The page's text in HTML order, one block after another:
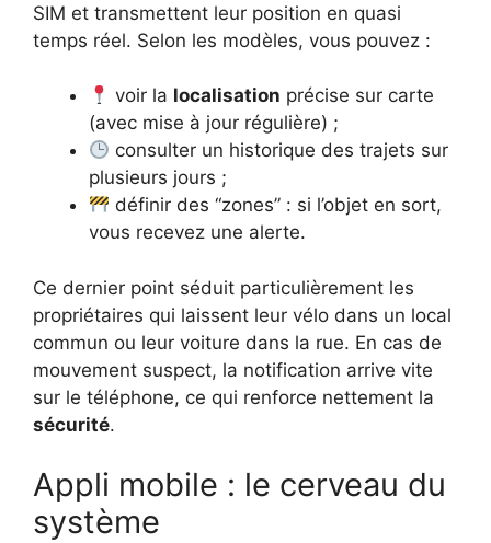
SIM et transmettent leur position en quasi
temps réel. Selon les modèles, vous pouvez :
voir la localisation précise sur carte
(avec mise à jour régulière) ;
consulter un historique des trajets sur
plusieurs jours ;
définir des “zones” : si l’objet en sort,
vous recevez une alerte.
Ce dernier point séduit particulièrement les
propriétaires qui laissent leur vélo dans un local
commun ou leur voiture dans la rue. En cas de
mouvement suspect, la notification arrive vite
sur le téléphone, ce qui renforce nettement la
sécurité.
Appli mobile : le cerveau du
système